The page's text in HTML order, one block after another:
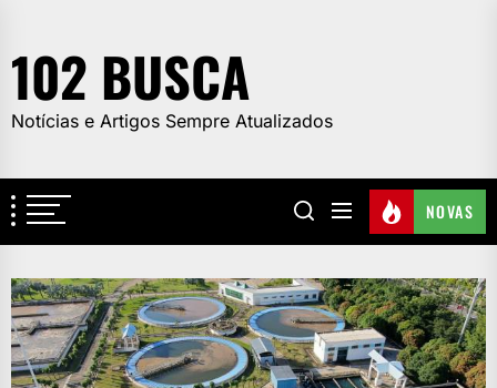
the
content
102 BUSCA
Notícias e Artigos Sempre Atualizados
NOVAS